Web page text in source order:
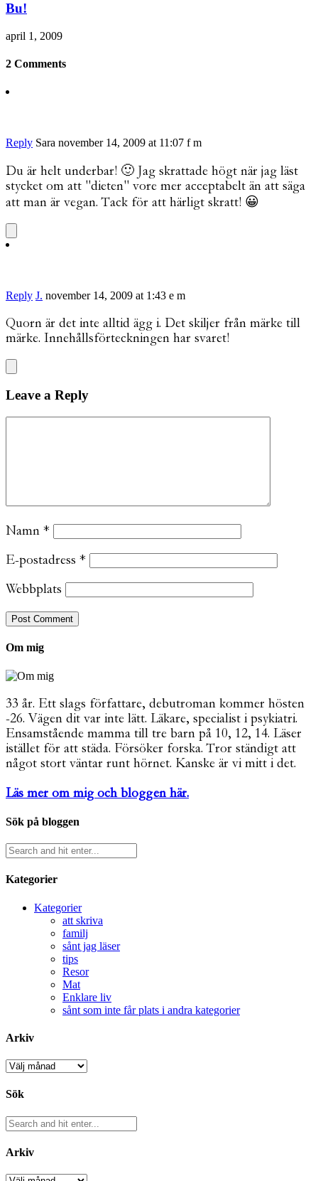
Bu!
april 1, 2009
2 Comments
Reply Sara november 14, 2009 at 11:07 f m
Du är helt underbar! 🙂 Jag skrattade högt när jag läst
stycket om att "dieten" vore mer acceptabelt än att säga
att man är vegan. Tack för att härligt skratt! 😀
Reply J. november 14, 2009 at 1:43 e m
Quorn är det inte alltid ägg i. Det skiljer från märke till
märke. Innehållsförteckningen har svaret!
Leave a Reply
Namn *
E-postadress *
Webbplats
Om mig
33 år. Ett slags författare, debutroman kommer hösten
-26. Vägen dit var inte lätt. Läkare, specialist i psykiatri.
Ensamstående mamma till tre barn på 10, 12, 14. Läser
istället för att städa. Försöker forska. Tror ständigt att
något stort väntar runt hörnet. Kanske är vi mitt i det.
Läs mer om mig och bloggen här.
Sök på bloggen
Kategorier
Kategorier
att skriva
familj
sånt jag läser
tips
Resor
Mat
Enklare liv
sånt som inte får plats i andra kategorier
Arkiv
Arkiv
Sök
Arkiv